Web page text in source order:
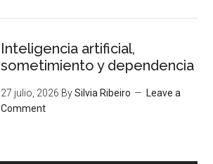
Inteligencia artificial,
sometimiento y dependencia
27 julio, 2026 BySilvia Ribeiro
Leave a
Comment